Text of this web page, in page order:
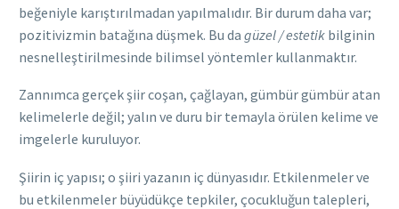
beğeniyle karıştırılmadan yapılmalıdır. Bir durum daha var;
pozitivizmin batağına düşmek. Bu da güzel / estetik bilginin
nesnelleştirilmesinde bilimsel yöntemler kullanmaktır.
Zannımca gerçek şiir coşan, çağlayan, gümbür gümbür atan
kelimelerle değil; yalın ve duru bir temayla örülen kelime ve
imgelerle kuruluyor.
Şiirin iç yapısı; o şiiri yazanın iç dünyasıdır. Etkilenmeler ve
bu etkilenmeler büyüdükçe tepkiler, çocukluğun talepleri,